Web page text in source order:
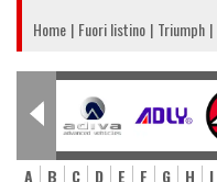
Home Fuori listino Triumph
A B C D E F G H I